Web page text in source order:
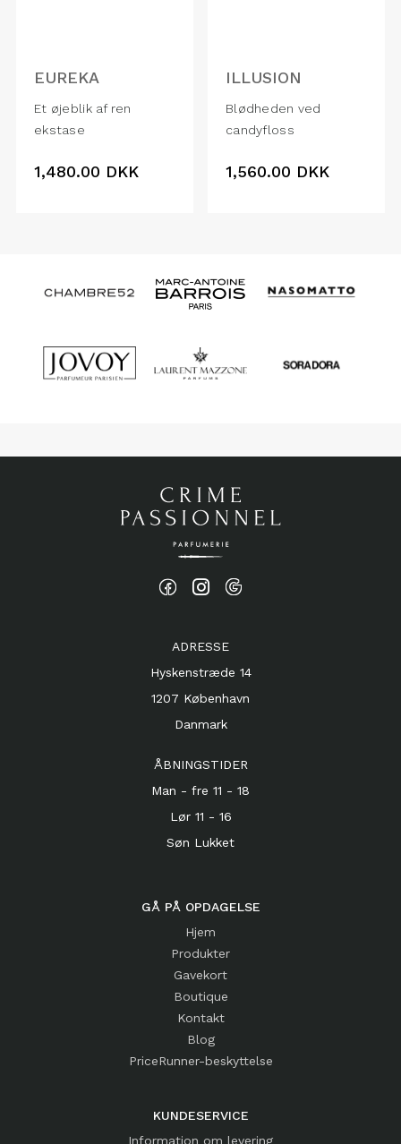
EUREKA
Et øjeblik af ren
ekstase
1,480.00 DKK
ILLUSION
Blødheden ved
candyfloss
1,560.00 DKK
ADRESSE
Hyskenstræde 14
1207 København
Danmark
ÅBNINGSTIDER
Man - fre 11 - 18
Lør 11 - 16
Søn Lukket
GÅ PÅ OPDAGELSE
Hjem
Produkter
Gavekort
Boutique
Kontakt
Blog
PriceRunner-beskyttelse
KUNDESERVICE
Information om levering